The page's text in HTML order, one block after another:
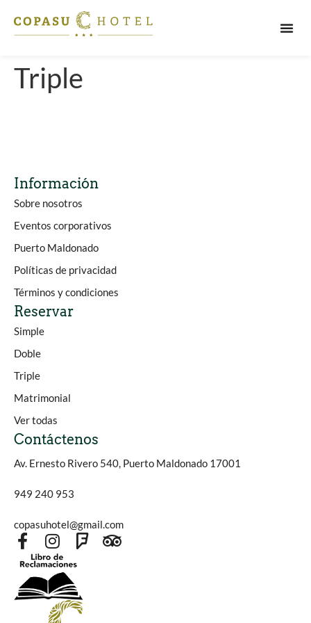
Triple
Información
Sobre nosotros
Eventos corporativos
Puerto Maldonado
Políticas de privacidad
Términos y condiciones
Reservar
Simple
Doble
Triple
Matrimonial
Ver todas
Contáctenos
Av. Ernesto Rivero 540, Puerto Maldonado 17001
949 240 953
copasuhotel@gmail.com